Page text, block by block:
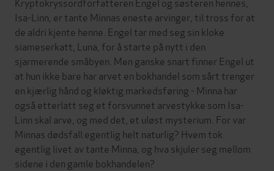
Isa-Linn, er tante Minnas eneste arvinger, til tross for at
de aldri kjente henne. Engel tar med seg sin kloke
siameserkatt, Luna, for å starte på nytt i den
sjarmerende småbyen. Men ganske snart finner Engel ut
at hun ikke bare har arvet en bokhandel som sårt trenger
en kjærlig hånd og kløktig markedsføring - Minna har
også etterlatt seg et forsvunnet arvestykke som Isa-
Linn skal arve, og med det, et uløst mysterium. For var
Minnas dødsfall egentlig helt naturlig? Hvem tok
egentlig livet av tante Minna, og hva skjuler seg mellom
sidene i den gamle bokhandelen?